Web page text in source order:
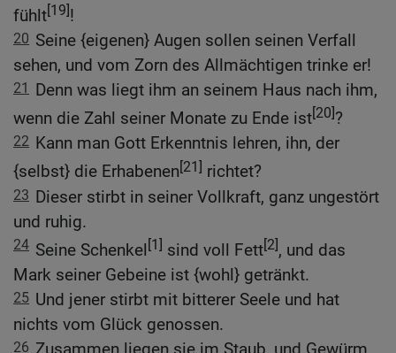
fühlt[19]!
20 Seine {eigenen} Augen sollen seinen Verfall
sehen, und vom Zorn des Allmächtigen trinke er!
21 Denn was liegt ihm an seinem Haus nach ihm,
wenn die Zahl seiner Monate zu Ende ist[20]?
22 Kann man Gott Erkenntnis lehren, ihn, der
{selbst} die Erhabenen[21] richtet?
23 Dieser stirbt in seiner Vollkraft, ganz ungestört
und ruhig.
24 Seine Schenkel [1] sind voll Fett[2], und das
Mark seiner Gebeine ist {wohl} getränkt.
25 Und jener stirbt mit bitterer Seele und hat
nichts vom Glück genossen.
26